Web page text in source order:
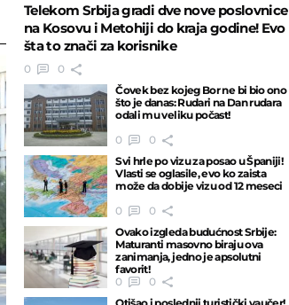
Telekom Srbija gradi dve nove poslovnice
na Kosovu i Metohiji do kraja godine! Evo
šta to znači za korisnike
0
0
Čovek bez kojeg Bor ne bi bio ono
što je danas: Rudari na Dan rudara
odali mu veliku počast!
0
0
Svi hrle po vizu za posao u Španiji!
Vlasti se oglasile, evo ko zaista
može da dobije vizu od 12 meseci
0
0
Ovako izgleda budućnost Srbije:
Maturanti masovno biraju ova
zanimanja, jedno je apsolutni
favorit!
0
0